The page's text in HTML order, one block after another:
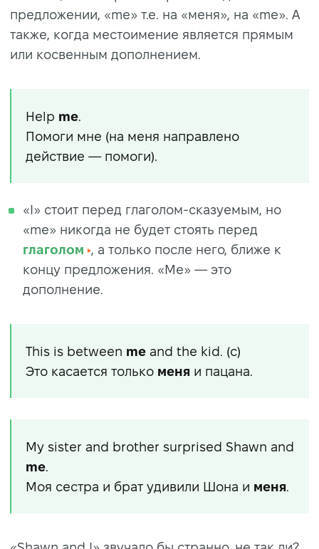
предложении, «me» т.е. на «меня», на «me». А
также, когда местоимение является прямым
или косвенным дополнением.
Help me
Помоги мне (на меня направлено
действие — помоги).
«I» стоит перед глаголом-сказуемым, но
«me» никогда не будет стоять перед
глаголом
, а только после него, ближе к
концу предложения. «Мe» — это
дополнение.
This is between me and the kid. (c)
Это касается только меня и пацана.
My sister and brother surprised Shawn and
me
Моя сестра и брат удивили Шона и меня